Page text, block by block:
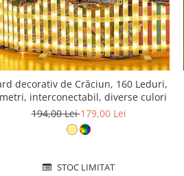
decorativ de Crăciun, 160 Leduri,
interconectabil, diverse culori
194,00 Lei179,00 Lei
STOC LIMITAT